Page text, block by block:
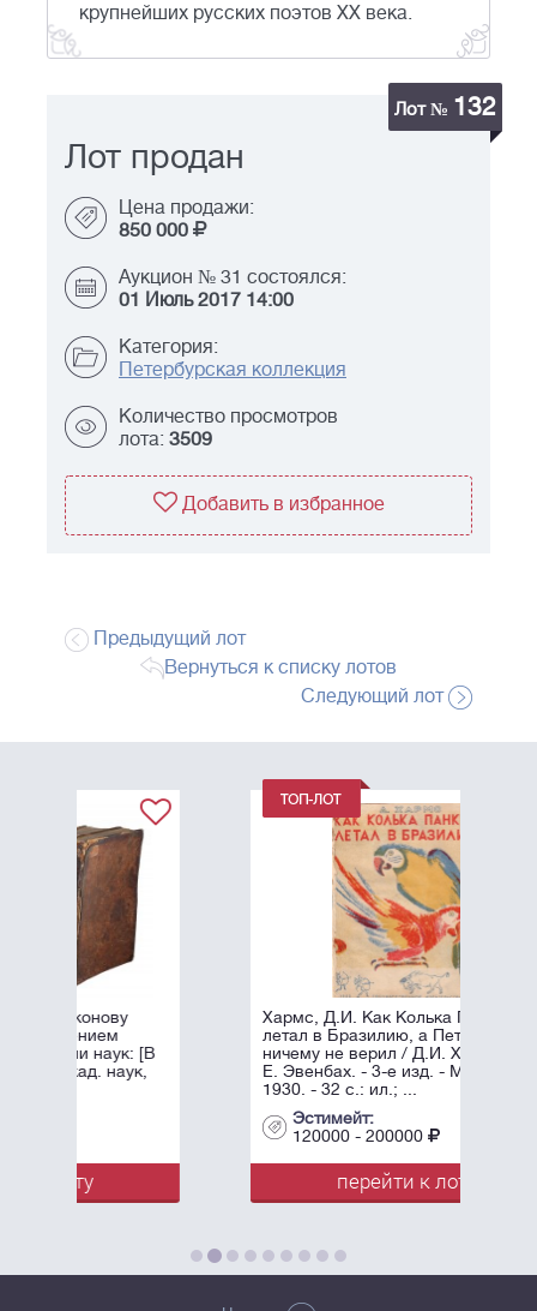
крупнейших русских поэтов XX века.
Лот № 132
Лот продан
Цена продажи:
850 000
Аукцион № 31 состоялся:
01 Июль 2017 14:00
Категория:
Петербурская коллекция
Количество просмотров
лота: 3509
Добавить в избранное
Предыдущий лот
Вернуться к списку лотов
Следующий лот
Хармс, Д.И. Как Колька Панкин
летал в Бразилию, а Петька Ершов
ничему не верил / Д.И. Хармс, худ.
Е. Эвенбах. - 3-е изд. - М.: ГИЗ,
1930. - 32 с.: ил.; ...
120000 - 200000
перейти к лоту